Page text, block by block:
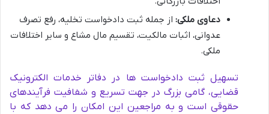
دعاوی ملکی: از جمله ثبت دادخواست تخلیه، رفع تصرف
عدوانی، اثبات مالکیت، تقسیم مال مشاع و سایر اختلافات
ملکی.
تسهیل ثبت دادخواست ها در دفاتر خدمات الکترونیک
قضایی، گامی بزرگ در جهت تسریع و شفافیت فرآیندهای
حقوقی است و به مراجعین این امکان را می دهد که با